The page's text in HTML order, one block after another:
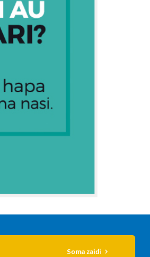
Soma zaidi